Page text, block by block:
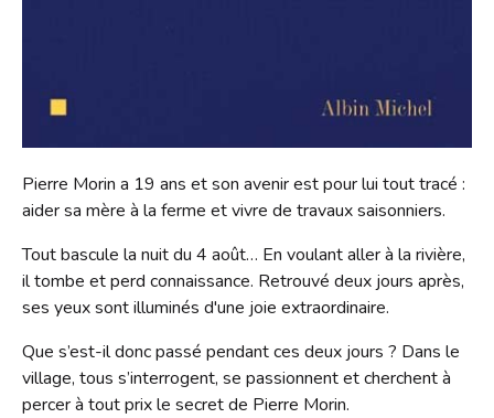
Pierre Morin a 19 ans et son avenir est pour lui tout tracé :
aider sa mère à la ferme et vivre de travaux saisonniers.
Tout bascule la nuit du 4 août… En voulant aller à la rivière,
il tombe et perd connaissance. Retrouvé deux jours après,
ses yeux sont illuminés d'une joie extraordinaire.
Que s’est-il donc passé pendant ces deux jours ? Dans le
village, tous s’interrogent, se passionnent et cherchent à
percer à tout prix le secret de Pierre Morin.